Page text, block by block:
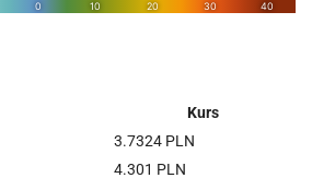
Kurs
3.7324 PLN
4.301 PLN